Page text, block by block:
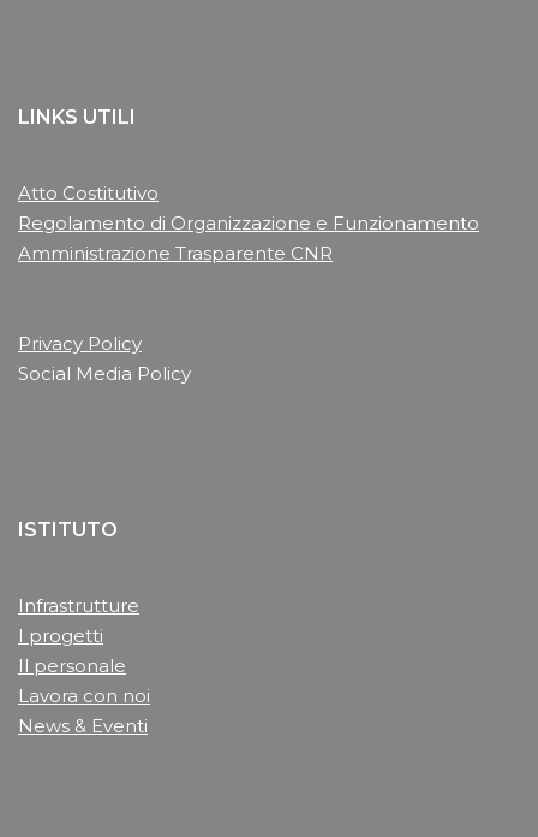
LINKS UTILI
Atto Costitutivo
Regolamento di Organizzazione e Funzionamento
Amministrazione Trasparente CNR
Privacy Policy
Social Media Policy
ISTITUTO
Infrastrutture
I progetti
Il personale
Lavora con noi
News & Eventi